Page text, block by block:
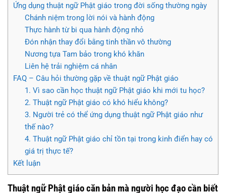
Ứng dụng thuật ngữ Phật giáo trong đời sống thường ngày
Chánh niệm trong lời nói và hành động
Thực hành từ bi qua hành động nhỏ
Đón nhận thay đổi bằng tinh thần vô thường
Nương tựa Tam bảo trong khó khăn
Liên hệ trải nghiệm cá nhân
FAQ – Câu hỏi thường gặp về thuật ngữ Phật giáo
1. Vì sao cần học thuật ngữ Phật giáo khi mới tu học?
2. Thuật ngữ Phật giáo có khó hiểu không?
3. Người trẻ có thể ứng dụng thuật ngữ Phật giáo như
thế nào?
4. Thuật ngữ Phật giáo chỉ tồn tại trong kinh điển hay có
giá trị thực tế?
Kết luận
Thuật ngữ Phật giáo căn bản mà người học đạo cần biết